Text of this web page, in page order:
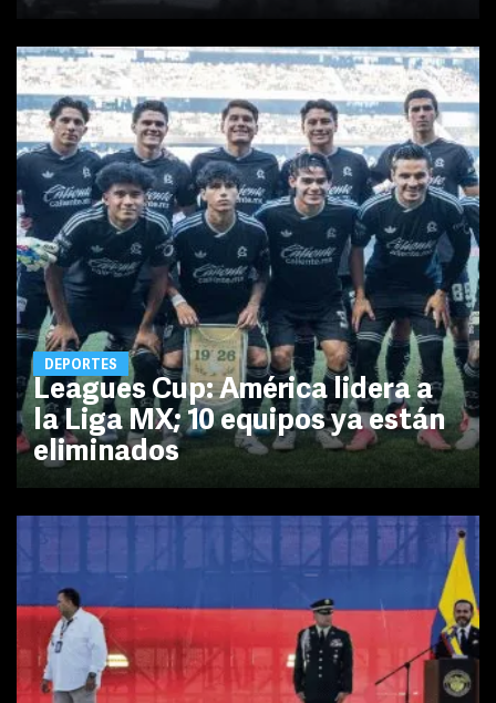
DEPORTES
Leagues Cup: América lidera a
la Liga MX; 10 equipos ya están
eliminados